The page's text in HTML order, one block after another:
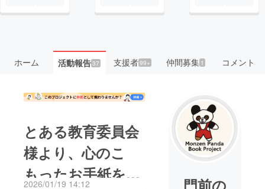
ホーム 活動報告37 支援者99+ 仲間募集 1 コメント
とある教育委員会
様より、心のこ
もったお手紙をい
2026/01/19 14:12
門前の